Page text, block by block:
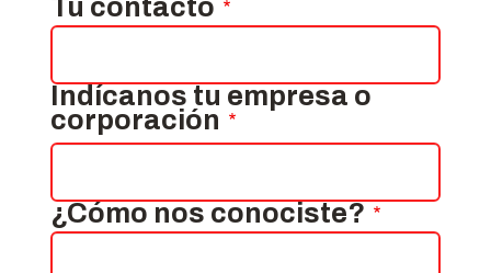
Tu contacto
Indícanos tu empresa o
corporación
¿Cómo nos conociste?